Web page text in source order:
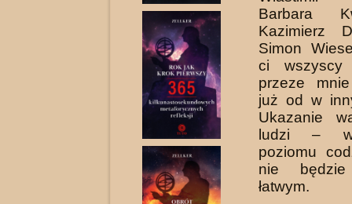
Barbara
Kazimierz
Simon
ci wszyscy
przeze
już od w
Ukazanie
ludzi –
poziomu
nie będzie
łatwym.